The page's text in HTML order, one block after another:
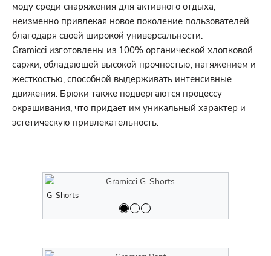
моду среди снаряжения для активного отдыха,
неизменно привлекая новое поколение пользователей
благодаря своей широкой универсальности.
Gramicci изготовлены из 100% органической хлопковой
саржи, обладающей высокой прочностью, натяжением и
жесткостью, способной выдерживать интенсивные
движения. Брюки также подвергаются процессу
окрашивания, что придает им уникальный характер и
эстетическую привлекательность.
G-Shorts